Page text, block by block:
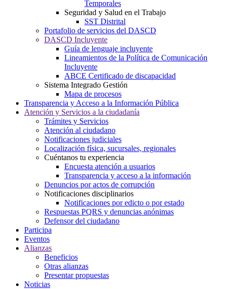
Temporales
Seguridad y Salud en el Trabajo
SST Distrital
Portafolio de servicios del DASCD
DASCD Incluyente
Guía de lenguaje incluyente
Lineamientos de la Política de Comunicación
Incluyente
ABCE Certificado de discapacidad
Sistema Integrado Gestión
Mapa de procesos
Transparencia y Acceso a la Información Pública
Atención y Servicios a la ciudadanía
Trámites y Servicios
Atención al ciudadano
Notificaciones judiciales
Localización física, sucursales, regionales
Cuéntanos tu experiencia
Encuesta atención a usuarios
Transparencia y acceso a la información
Denuncios por actos de corrupción
Notificaciones disciplinarios
Notificaciones por edicto o por estado
Respuestas PQRS y denuncias anónimas
Defensor del ciudadano
Participa
Eventos
Alianzas
Beneficios
Otras alianzas
Presentar propuestas
Noticias